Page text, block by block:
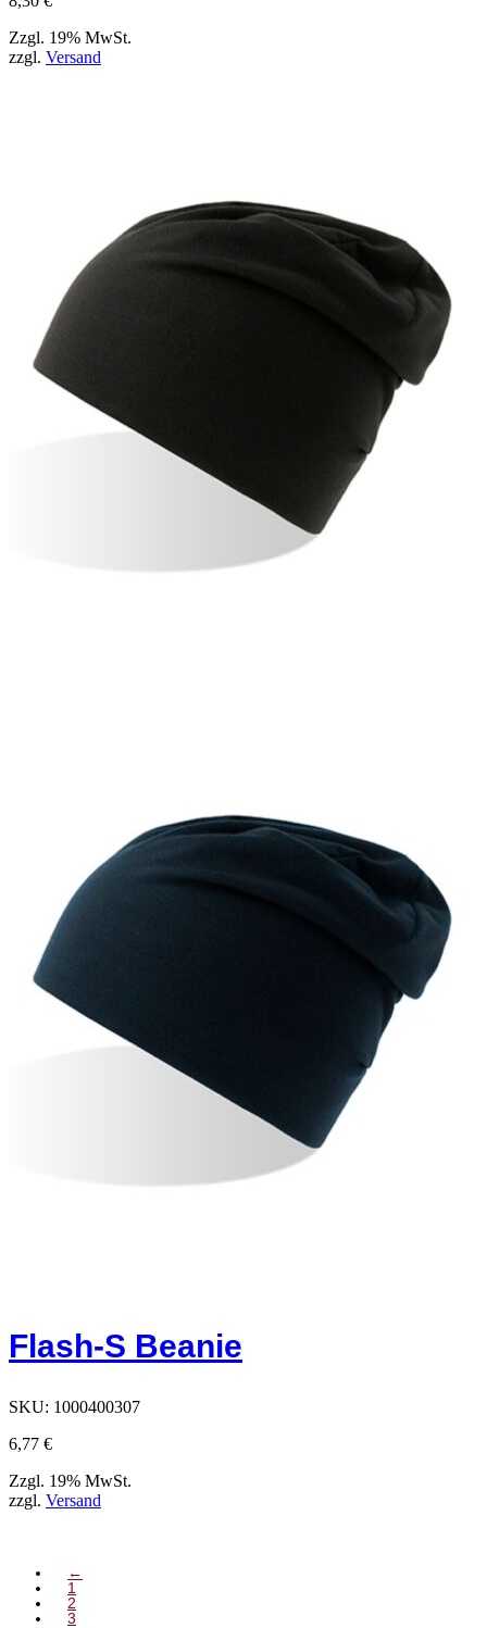
Zzgl. 19% MwSt.
zzgl. Versand
Flash-S Beanie
SKU: 1000400307
6,77 €
Zzgl. 19% MwSt.
zzgl. Versand
←
1
2
3